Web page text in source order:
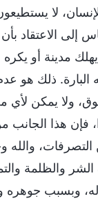
لا
إلى الاعتقاد
مدينة أو
ذلك هو
ولا يمكن لأي من
فإن هذا
التصرفات، والله
الشر والظلمة
له، وبسبب